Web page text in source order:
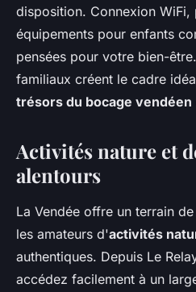
disposition. Connexion
équipements pour enfants
pensées pour votre bien-
familiaux créent le cadre
trésors du bocage vendéen
Activités nature et
alentours
La Vendée offre un terrain
les amateurs d'activités
authentiques. Depuis Le
accédez facilement à un